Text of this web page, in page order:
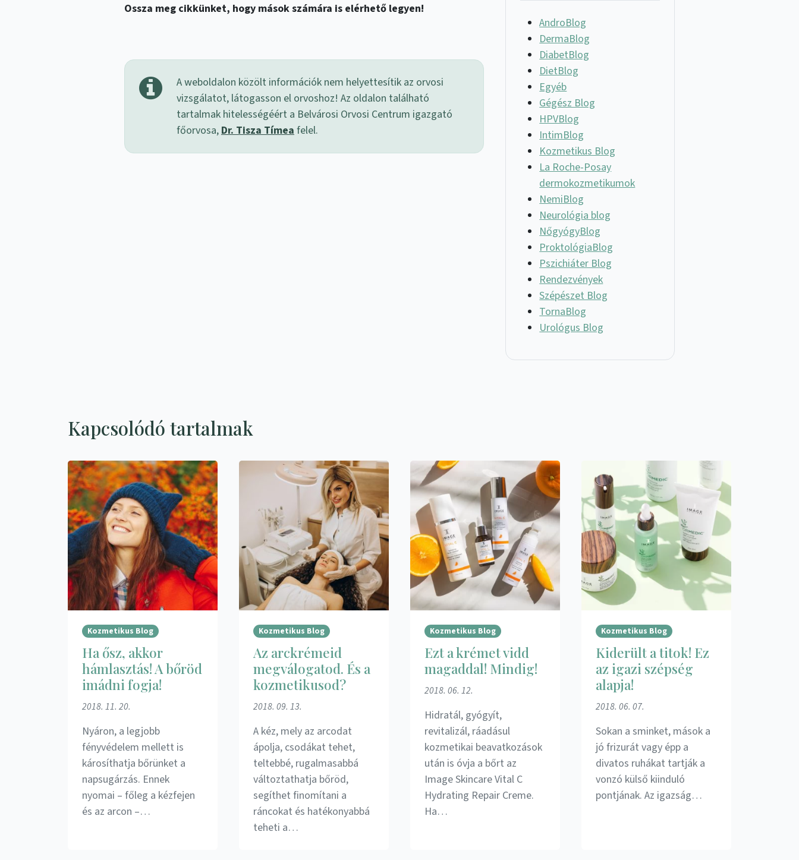
Ossza meg cikkünket, hogy mások számára is elérhető legyen!
A weboldalon közölt információk nem helyettesítik az orvosi
vizsgálatot, látogasson el orvoshoz! Az oldalon található
tartalmak hitelességéért a Belvárosi Orvosi Centrum igazgató
főorvosa, Dr. Tisza Tímea felel.
AndroBlog
DermaBlog
DiabetBlog
DietBlog
Egyéb
Gégész Blog
HPVBlog
IntimBlog
Kozmetikus Blog
La Roche-Posay
dermokozmetikumok
NemiBlog
Neurológia blog
NőgyógyBlog
ProktológiaBlog
Pszichiáter Blog
Rendezvények
Szépészet Blog
TornaBlog
Urológus Blog
Kapcsolódó tartalmak
Kozmetikus Blog
Ha ősz, akkor
hámlasztás! A bőröd
imádni fogja!
2018. 11. 20.
Nyáron, a legjobb
fényvédelem mellett is
károsíthatja bőrünket a
napsugárzás. Ennek
nyomai – főleg a kézfejen
és az arcon –…
Kozmetikus Blog
Az arckrémeid
megválogatod. És a
kozmetikusod?
2018. 09. 13.
A kéz, mely az arcodat
ápolja, csodákat tehet,
teltebbé, rugalmasabbá
változtathatja bőröd,
segíthet finomítani a
ráncokat és hatékonyabbá
teheti a…
Kozmetikus Blog
Ezt a krémet vidd
magaddal! Mindig!
2018. 06. 12.
Hidratál, gyógyít,
revitalizál, ráadásul
kozmetikai beavatkozások
után is óvja a bőrt az
Image Skincare Vital C
Hydrating Repair Creme.
Ha…
Kozmetikus Blog
Kiderült a titok! Ez
az igazi szépség
alapja!
2018. 06. 07.
Sokan a sminket, mások a
jó frizurát vagy épp a
divatos ruhákat tartják a
vonzó külső kiinduló
pontjának. Az igazság…